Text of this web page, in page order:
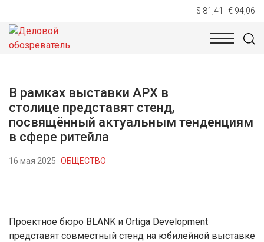
$ 81,41 € 94,06
НОВОСТИ
В рамках выставки АРХ в
столице представят стенд,
посвящённый актуальным тенденциям
в сфере ритейла
16 мая 2025 ОБЩЕСТВО
Проектное бюро BLANK и Ortiga Development
представят совместный стенд на юбилейной выставке